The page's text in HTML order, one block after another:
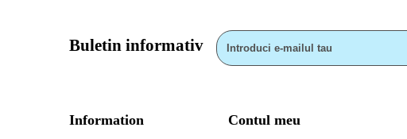
Buletin informativ
Information Contul meu